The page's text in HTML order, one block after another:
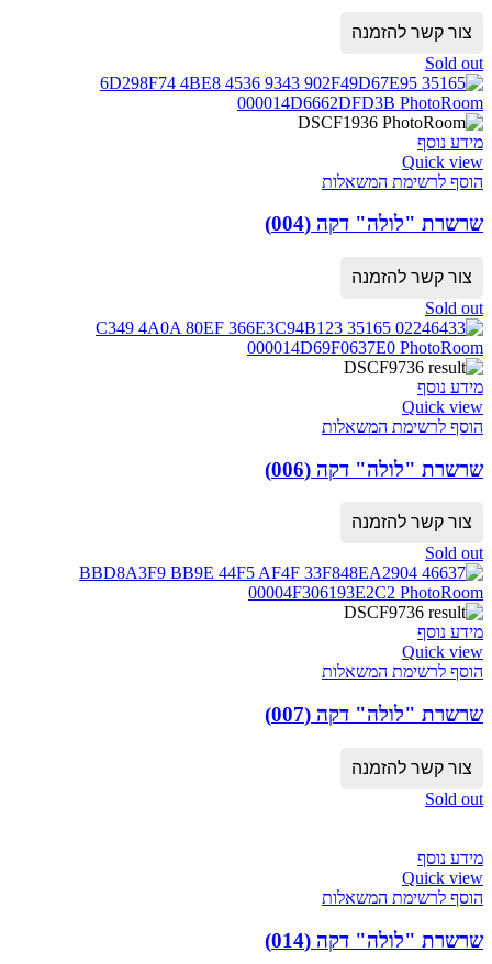
צור קשר להזמנה
Sold out
מידע נוסף
Quick view
הוסף לרשימת המשאלות
שרשרת "לולה" דקה (004)
צור קשר להזמנה
Sold out
מידע נוסף
Quick view
הוסף לרשימת המשאלות
שרשרת "לולה" דקה (006)
צור קשר להזמנה
Sold out
מידע נוסף
Quick view
הוסף לרשימת המשאלות
שרשרת "לולה" דקה (007)
צור קשר להזמנה
Sold out
מידע נוסף
Quick view
הוסף לרשימת המשאלות
שרשרת "לולה" דקה (014)